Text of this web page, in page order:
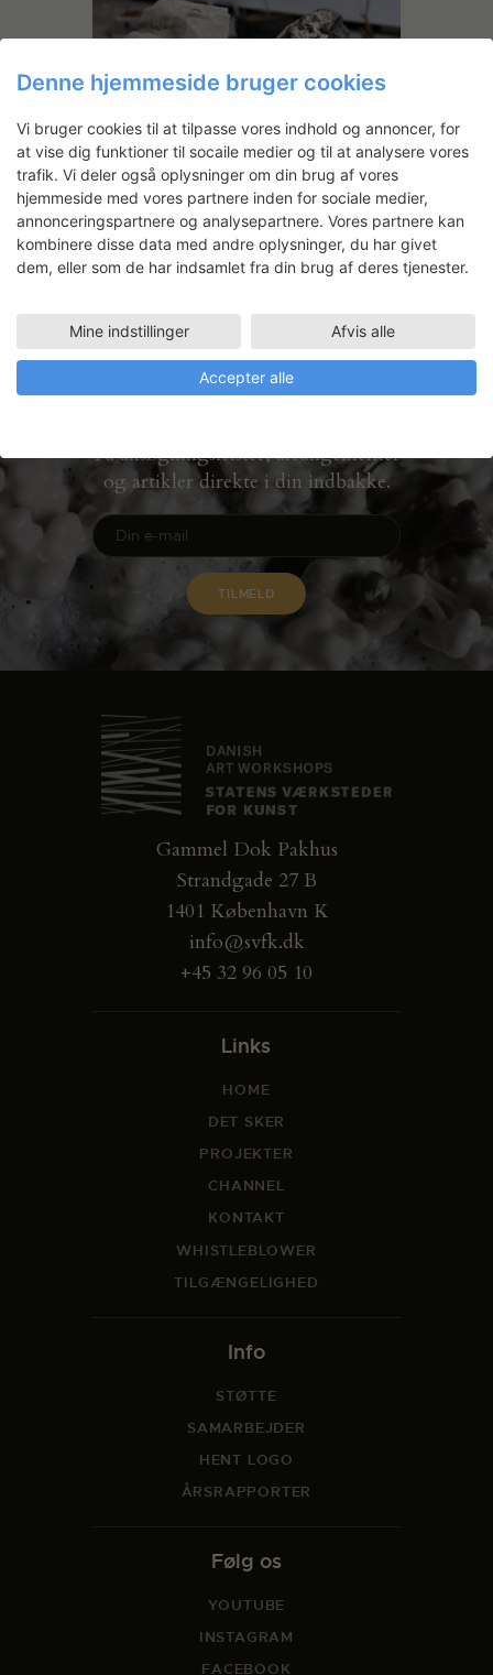
Louis André Jørgensen:
Bjergtaget
Få ansøgningsfrister, arrangementer
og artikler direkte i din indbakke.
Gammel Dok Pakhus
Strandgade 27 B
1401 København K
info@svfk.dk
+45 32 96 05 10
Links
HOME
DET SKER
PROJEKTER
CHANNEL
KONTAKT
WHISTLEBLOWER
TILGÆNGELIGHED
Info
STØTTE
SAMARBEJDER
HENT LOGO
ÅRSRAPPORTER
Følg os
YOUTUBE
INSTAGRAM
FACEBOOK
Denne hjemmeside bruger cookies
Vi bruger cookies til at tilpasse vores indhold og annoncer, for
at vise dig funktioner til socaile medier og til at analysere vores
trafik. Vi deler også oplysninger om din brug af vores
hjemmeside med vores partnere inden for sociale medier,
annonceringspartnere og analysepartnere. Vores partnere kan
kombinere disse data med andre oplysninger, du har givet
dem, eller som de har indsamlet fra din brug af deres tjenester.
Mine indstillinger Afvis alle
Accepter alle